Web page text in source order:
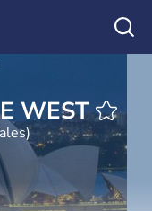
WEST